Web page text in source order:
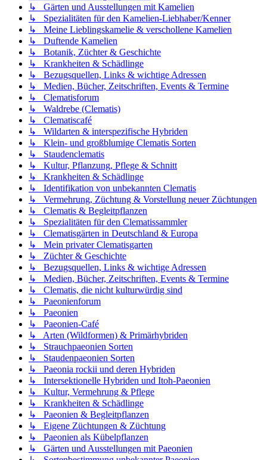
↳ Gärten und Ausstellungen mit Kamelien
↳ Spezialitäten für den Kamelien-Liebhaber/Kenner
↳ Meine Lieblingskamelie & verschollene Kamelien
↳ Duftende Kamelien
↳ Botanik, Züchter & Geschichte
↳ Krankheiten & Schädlinge
↳ Bezugsquellen, Links & wichtige Adressen
↳ Medien, Bücher, Zeitschriften, Events & Termine
↳ Clematisforum
↳ Waldrebe (Clematis)
↳ Clematiscafé
↳ Wildarten & interspezifische Hybriden
↳ Klein- und großblumige Clematis Sorten
↳ Staudenclematis
↳ Kultur, Pflanzung, Pflege & Schnitt
↳ Krankheiten & Schädlinge
↳ Identifikation von unbekannten Clematis
↳ Vermehrung, Züchtung & Vorstellung neuer Züchtungen
↳ Clematis & Begleitpflanzen
↳ Spezialitäten für den Clematissammler
↳ Clematisgärten in Deutschland & Europa
↳ Mein privater Clematisgarten
↳ Züchter & Geschichte
↳ Bezugsquellen, Links & wichtige Adressen
↳ Medien, Bücher, Zeitschriften, Events & Termine
↳ Clematis, die nicht kulturwürdig sind
↳ Paeonienforum
↳ Paeonien
↳ Paeonien-Café
↳ Arten (Wildformen) & Primärhybriden
↳ Strauchpaeonien Sorten
↳ Staudenpaeonien Sorten
↳ Paeonia rockii und deren Hybriden
↳ Intersektionelle Hybriden und Itoh-Paeonien
↳ Kultur, Vermehrung & Pflege
↳ Krankheiten & Schädlinge
↳ Paeonien & Begleitpflanzen
↳ Eigene Züchtungen & Züchtung
↳ Paeonien als Kübelpflanzen
↳ Gärten und Ausstellungen mit Paeonien